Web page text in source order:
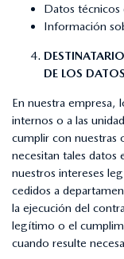
Datos técnicos
Información
DE LOS DATOS
En nuestra empresa,
internos o a las
cumplir con nuestras
necesitan tales datos
nuestros intereses
cedidos a
la ejecución del
legítimo o el
cuando resulte